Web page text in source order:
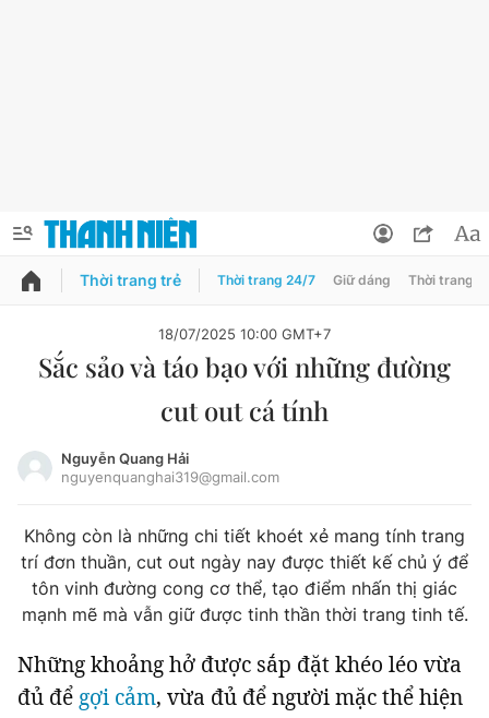
PODCAST QUẢNG CÁO
Chuyên mục khác
Chào ngày mới Tin 24h
Tin thị trường Tin 360
Video Podcasts
Thông tin tài khoản
Tin đã lưu
Đăng xuất
Thời trang trẻ Thời trang 24/7 Giữ dáng Thời trang
18/07/2025 10:00 GMT+7
Sắc sảo và táo bạo với những đường
cut out cá tính
Nguyễn Quang Hải
nguyenquanghai319@gmail.com
Không còn là những chi tiết khoét xẻ mang tính trang
trí đơn thuần, cut out ngày nay được thiết kế chủ ý để
tôn vinh đường cong cơ thể, tạo điểm nhấn thị giác
mạnh mẽ mà vẫn giữ được tinh thần thời trang tinh tế.
Những khoảng hở được sắp đặt khéo léo vừa
đủ để gợi cảm, vừa đủ để người mặc thể hiện